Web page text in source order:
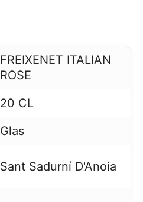
FREIXENET ITALIAN
ROSE
20 CL
Glas
Sant Sadurní D'Anoia